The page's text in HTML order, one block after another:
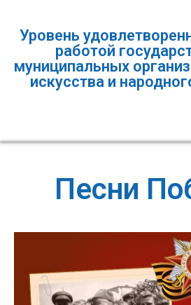
Уровень
работой
муниципальных
искусства и
Песни